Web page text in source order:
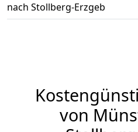
nach Stollberg-Erzgeb
von